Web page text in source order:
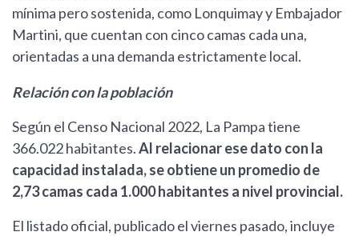
mínima pero sostenida, como Lonquimay y Embajador
Martini, que cuentan con cinco camas cada una,
orientadas a una demanda estrictamente local.
Relación con la población
Según el Censo Nacional 2022, La Pampa tiene
366.022 habitantes.Al relacionar ese dato con la
capacidad instalada, se obtiene un promedio de
2,73 camas cada 1.000 habitantes a nivel provincial.
El listado oficial, publicado el viernes pasado, incluye